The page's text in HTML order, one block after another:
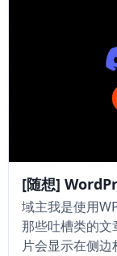
[随想]
域主我是使用
那些吐槽类的文
片会显示在侧边